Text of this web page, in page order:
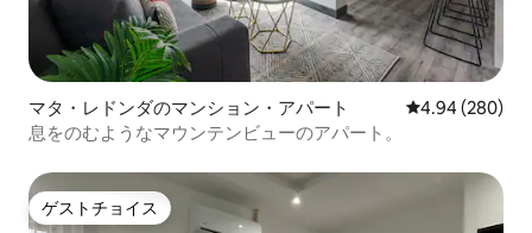
マタ・レドンダのマンション・アパート レビュー280
4.94 (280)
息をのむようなマウンテンビューのアパート。
ゲストチョイス
ゲストチョイス